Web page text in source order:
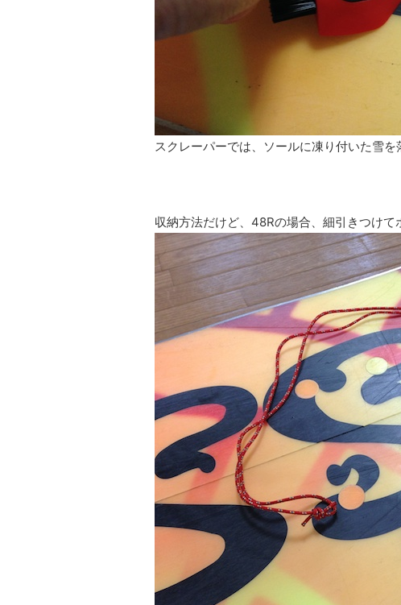
スクレーパーでは、ソールに凍り付いた雪を
収納方法だけど、48Rの場合、細引きつけて